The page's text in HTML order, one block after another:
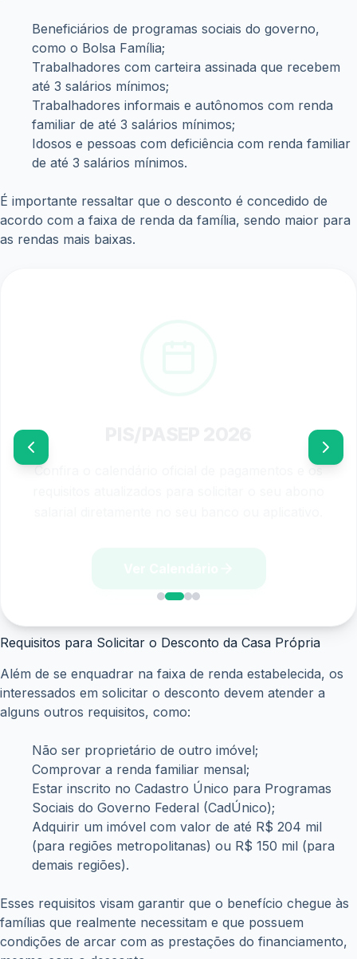
Beneficiários de programas sociais do governo,
como o Bolsa Família;
Trabalhadores com carteira assinada que recebem
até 3 salários mínimos;
Trabalhadores informais e autônomos com renda
familiar de até 3 salários mínimos;
Idosos e pessoas com deficiência com renda familiar
de até 3 salários mínimos.
É importante ressaltar que o desconto é concedido de
acordo com a faixa de renda da família, sendo maior para
as rendas mais baixas.
Confira o calendário oficial de pagamentos e os
Requisitos para Solicitar o Desconto da Casa Própria
Além de se enquadrar na faixa de renda estabelecida, os
interessados em solicitar o desconto devem atender a
alguns outros requisitos, como:
Não ser proprietário de outro imóvel;
Comprovar a renda familiar mensal;
Estar inscrito no Cadastro Único para Programas
Sociais do Governo Federal (CadÚnico);
Adquirir um imóvel com valor de até R$ 204 mil
(para regiões metropolitanas) ou R$ 150 mil (para
demais regiões).
Esses requisitos visam garantir que o benefício chegue às
famílias que realmente necessitam e que possuem
condições de arcar com as prestações do financiamento,